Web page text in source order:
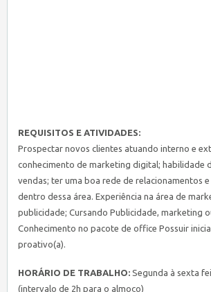
REQUISITOS E ATIVIDADES:
Prospectar novos clientes atuando interno e
conhecimento de marketing digital; habilidade
vendas; ter uma boa rede de relacionamentos
dentro dessa área. Experiência na área de
publicidade; Cursando Publicidade, marketing
Conhecimento no pacote de office Possuir
proativo(a).
HORÁRIO DE TRABALHO: Segunda à sexta
(intervalo de 2h para o almoço)